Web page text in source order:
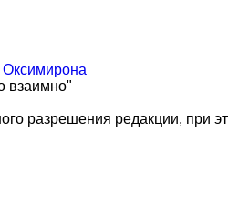
Оксимирона
взаимно"
разрешения редакции, при